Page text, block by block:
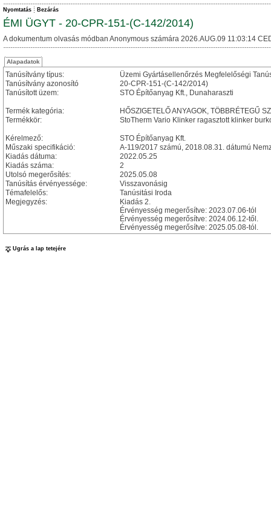
Nyomtatás Bezárás
ÉMI ÜGYT - 20-CPR-151-(C-142/2014)
A dokumentum olvasás módban Anonymous számára 2026.AUG.09 11:03:14
Alapadatok
Tanúsítvány típus:
Üzemi Gyártásellenőrzés Megfelelőségi
Tanúsítvány azonosító
20-CPR-151-(C-142/2014)
Tanúsított üzem:
STO Építőanyag Kft., Dunaharaszti
Termék kategória:
HŐSZIGETELŐ ANYAGOK, TÖBBRÉTEGŰ
Termékkör:
StoTherm Vario Klinker ragasztott klinker
Kérelmező:
STO Építőanyag Kft.
Műszaki specifikáció:
A-119/2017 számú, 2018.08.31. dátumú
Kiadás dátuma:
2022.05.25
Kiadás száma:
2
Utolsó megerősítés:
2025.05.08
Tanúsítás érvényessége:
Visszavonásig
Témafelelős:
Tanúsitási Iroda
Megjegyzés:
Kiadás 2.
Érvényesség megerősítve: 2023.07.06-tól
Érvényesség megerősítve: 2024.06.12-től.
Érvényesség megerősítve: 2025.05.08-tól.
Ugrás a lap tetejére